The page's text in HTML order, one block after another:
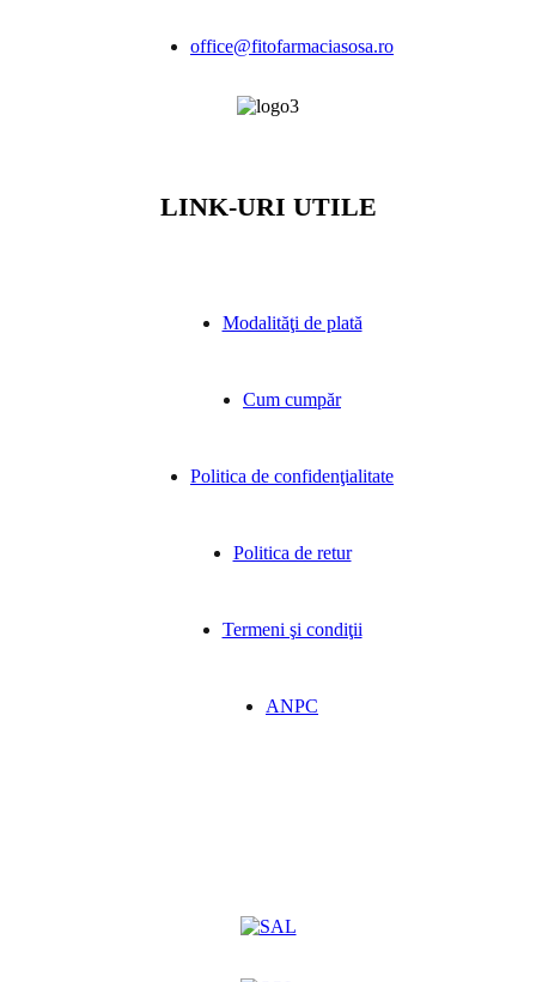
office@fitofarmaciasosa.ro
LINK-URI UTILE
Modalităţi de plată
Cum cumpăr
Politica de confidenţialitate
Politica de retur
Termeni şi condiţii
ANPC